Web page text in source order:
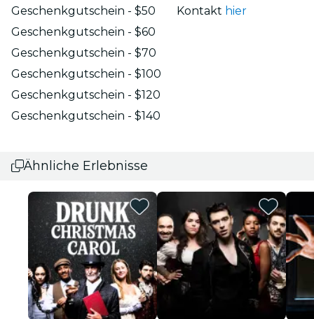
Geschenkgutschein - $50
Geschenkgutschein - $60
Geschenkgutschein - $70
Geschenkgutschein - $100
Geschenkgutschein - $120
Geschenkgutschein - $140
Kontakt hier
Ähnliche Erlebnisse